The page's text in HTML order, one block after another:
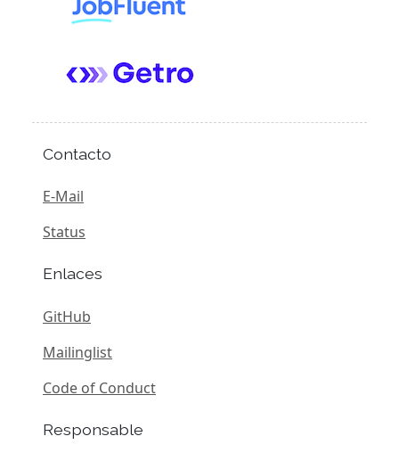
Contacto
E-Mail
Status
Enlaces
GitHub
Mailinglist
Code of Conduct
Responsable